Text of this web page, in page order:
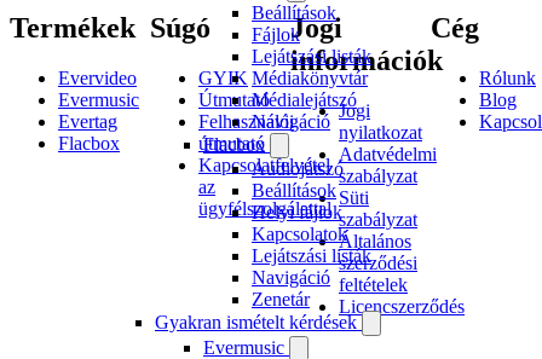
Beállítások
Fájlok
Lejátszási listák
Médiakönyvtár
Médialejátszó
Navigáció
Flacbox
Audiojátszó
Beállítások
Helyi fájlok
Kapcsolatok
Lejátszási listák
Navigáció
Zenetár
Gyakran ismételt kérdések
Evermusic
Termékek
Evervideo
Evermusic
Evertag
Flacbox
Súgó
GYIK
Útmutató
Felhasználói
útmutató
Kapcsolatfelvétel
az
ügyfélszolgálattal
Jogi
információk
Jogi
nyilatkozat
Adatvédelmi
szabályzat
Süti
szabályzat
Általános
szerződési
feltételek
Licencszerződés
Cég
Rólunk
Blog